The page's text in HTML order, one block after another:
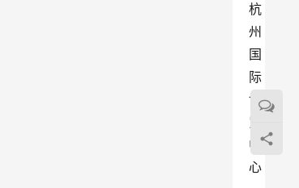
杭
州
国
际
博
览
中
心